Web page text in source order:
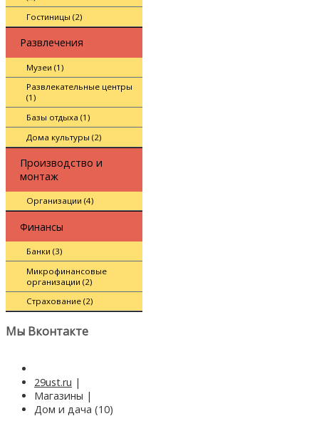
Гостиницы (2)
Развлечения
Музеи (1)
Развлекательные центры
(1)
Базы отдыха (1)
Дома культуры (2)
Производство и
монтаж
Организации (4)
Финансы
Банки (3)
Микрофинансовые
организации (2)
Страхование (2)
Мы Вконтакте
29ust.ru |
Магазины |
Дом и дача (10)